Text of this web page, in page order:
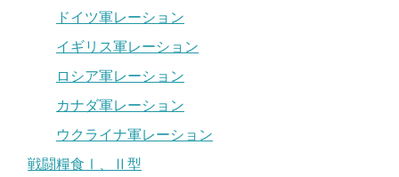
ドイツ軍レーション
イギリス軍レーション
ロシア軍レーション
カナダ軍レーション
ウクライナ軍レーション
戦闘糧食Ⅰ、Ⅱ型